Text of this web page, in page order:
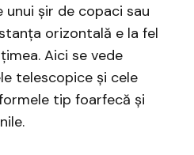
șir de copaci sau
orizontală e la fel
Aici se vede
telescopice și cele
tip foarfecă și